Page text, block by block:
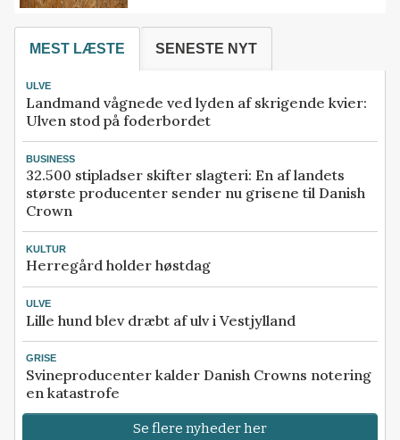
MEST LÆSTE SENESTE NYT
ULVE
Landmand vågnede ved lyden af skrigende kvier:
Ulven stod på foderbordet
BUSINESS
32.500 stipladser skifter slagteri: En af landets
største producenter sender nu grisene til Danish
Crown
KULTUR
Herregård holder høstdag
ULVE
Lille hund blev dræbt af ulv i Vestjylland
GRISE
Svineproducenter kalder Danish Crowns notering
en katastrofe
Se flere nyheder her